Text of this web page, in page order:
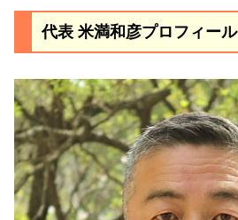
代表 米満和彦プロフィール